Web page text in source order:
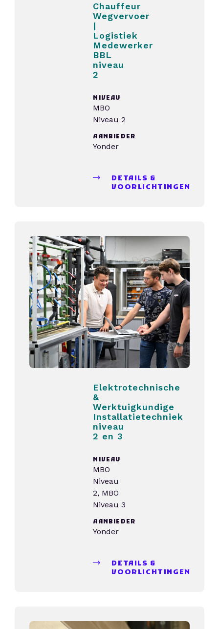
Chauffeur
Wegvervoer
|
Logistiek
Medewerker
BBL
niveau
2
NIVEAU
MBO
Niveau 2
AANBIEDER
Yonder
DETAILS &
VOORLICHTINGEN
Elektrotechnische
&
Werktuigkundige
Installatietechniek
niveau
2 en 3
NIVEAU
MBO
Niveau
2, MBO
Niveau 3
AANBIEDER
Yonder
DETAILS &
VOORLICHTINGEN